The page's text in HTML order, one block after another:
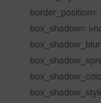
border_position=
box_shadow=